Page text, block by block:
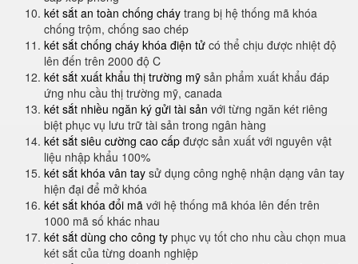
két sắt an toàn chống cháy trang bị hệ thống mã khóa
chống trộm, chống sao chép
két sắt chống cháy khóa điện tử có thể chịu được nhiệt độ
lên đến trên 2000 độ C
két sắt xuất khẩu thị trường mỹ sản phẩm xuất khẩu đáp
ứng nhu cầu thị trường mỹ, canada
két sắt nhiều ngăn ký gửi tài sản với từng ngăn két riêng
biệt phục vụ lưu trữ tài sản trong ngân hàng
két sắt siêu cường cao cấp được sản xuất với nguyên vật
liệu nhập khẩu 100%
két sắt khóa vân tay sử dụng công nghệ nhận dạng vân tay
hiện đại để mở khóa
két sắt khóa đổi mã với hệ thống mã khóa lên đến trên
1000 mã số khác nhau
két sắt dùng cho công ty phục vụ tốt cho nhu cầu chọn mua
két sắt của từng doanh nghiệp